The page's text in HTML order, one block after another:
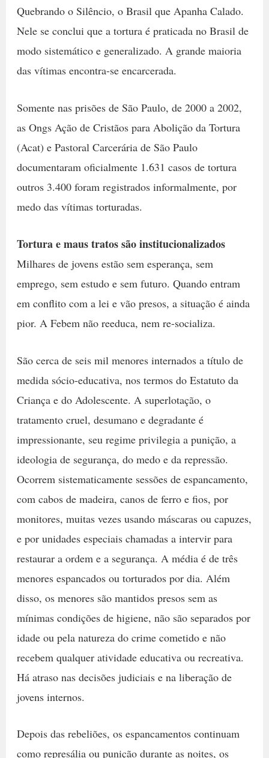
Quebrando o Silêncio, o Brasil que Apanha Calado.
Nele se conclui que a tortura é praticada no Brasil de
modo sistemático e generalizado. A grande maioria
das vítimas encontra-se encarcerada.
Somente nas prisões de São Paulo, de 2000 a 2002,
as Ongs Ação de Cristãos para Abolição da Tortura
(Acat) e Pastoral Carcerária de São Paulo
documentaram oficialmente 1.631 casos de tortura 
outros 3.400 foram registrados informalmente, por
medo das vítimas torturadas.
Tortura e maus tratos são institucionalizados
Milhares de jovens estão sem esperança, sem
emprego, sem estudo e sem futuro. Quando entram
em conflito com a lei e vão presos, a situação é ainda
pior. A Febem não reeduca, nem re-socializa.
São cerca de seis mil menores internados a título de
medida sócio-educativa, nos termos do Estatuto da
Criança e do Adolescente. A superlotação, o
tratamento cruel, desumano e degradante é
impressionante, seu regime privilegia a punição, a
ideologia de segurança, do medo e da repressão.
Ocorrem sistematicamente sessões de espancamento,
com cabos de madeira, canos de ferro e fios, por
monitores, muitas vezes usando máscaras ou capuzes,
e por unidades especiais chamadas a intervir para
restaurar a ordem e a segurança. A média é de três
menores espancados ou torturados por dia. Além
disso, os menores são mantidos presos sem as
mínimas condições de higiene, não são separados por
idade ou pela natureza do crime cometido e não
recebem qualquer atividade educativa ou recreativa.
Há atraso nas decisões judiciais e na liberação de
jovens internos.
Depois das rebeliões, os espancamentos continuam
como represália ou punição durante as noites, os